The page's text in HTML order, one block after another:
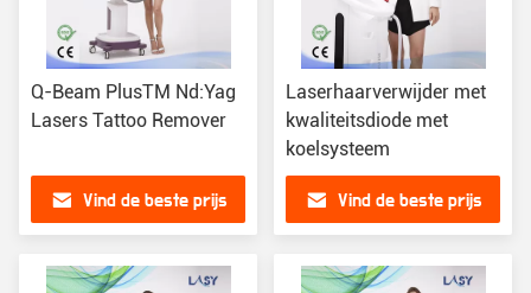
Q-Beam PlusTM Nd:Yag
Lasers Tattoo Remover
Vind de beste prijs
Laserhaarverwijder met
kwaliteitsdiode met
koelsysteem
Vind de beste prijs